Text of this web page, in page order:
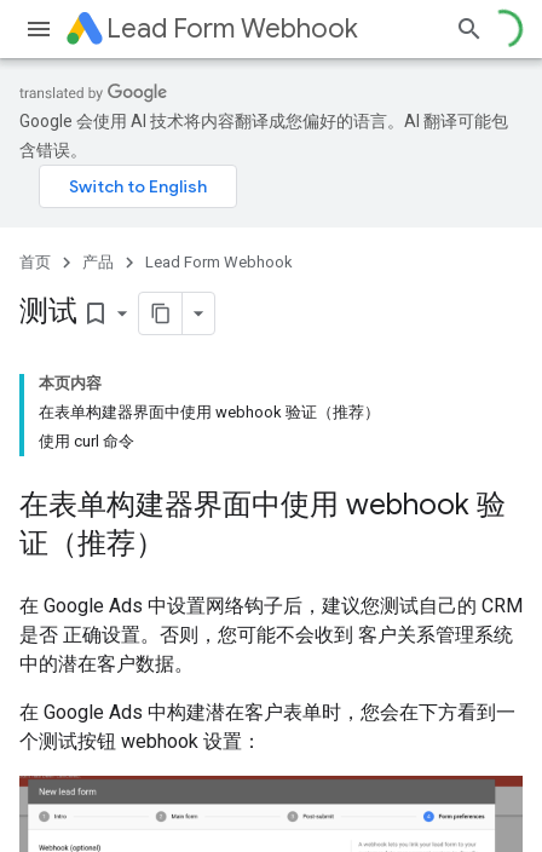
Lead Form Webhook
Google 会使用 AI 技术将内容翻译成您偏好的语言。AI 翻译可能包
含错误。
首页 产品 Lead Form Webhook
测试 bookmark_border
本页内容
在表单构建器界面中使用 webhook 验证（推荐）
使用 curl 命令
在表单构建器界面中使用 webhook 验
证（推荐）
在 Google Ads 中设置网络钩子后，建议您测试自己的 CRM
是否 正确设置。否则，您可能不会收到 客户关系管理系统
中的潜在客户数据。
在 Google Ads 中构建潜在客户表单时，您会在下方看到一
个测试按钮 webhook 设置：